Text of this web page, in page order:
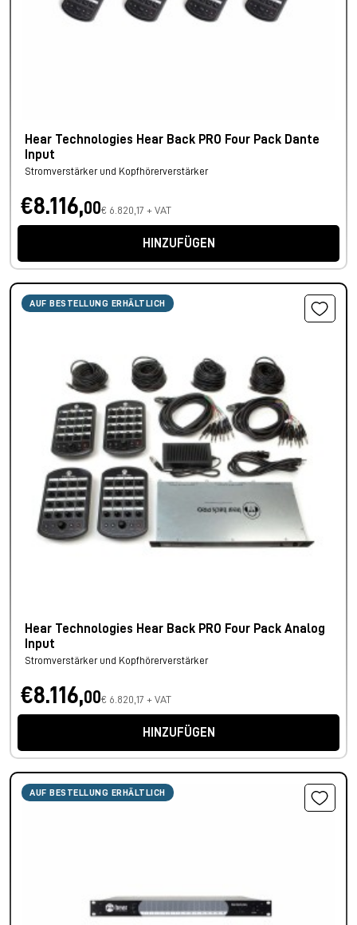
Hear Technologies Hear Back PRO Four Pack Dante
Input
Stromverstärker und Kopfhörerverstärker
€8.116,00€ 6.820,17 + VAT
HINZUFÜGEN
AUF BESTELLUNG ERHÄLTLICH
Hear Technologies Hear Back PRO Four Pack Analog
Input
Stromverstärker und Kopfhörerverstärker
€8.116,00€ 6.820,17 + VAT
HINZUFÜGEN
AUF BESTELLUNG ERHÄLTLICH